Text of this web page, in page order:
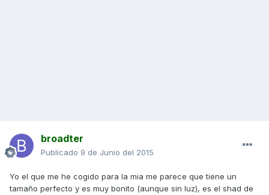
broadter
Publicado 9 de Junio del 2015
Yo el que me he cogido para la mia me parece que tiene un
tamaño perfecto y es muy bonito (aunque sin luz), es el shad de